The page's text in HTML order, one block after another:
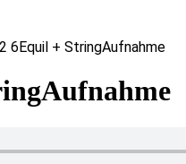
6Equil + StringAufnahme